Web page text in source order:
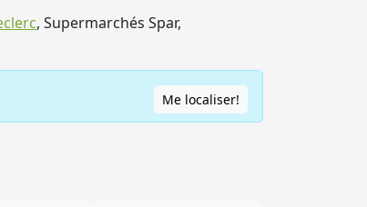
, Supermarchés Spar,
Me localiser!